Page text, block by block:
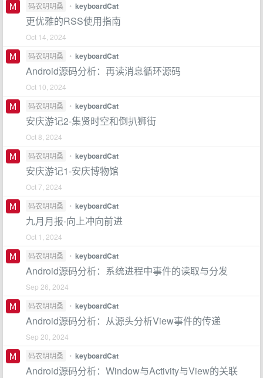
码农明明桑
• keyboardCat
更优雅的RSS使用指南
Oct 14, 2024
码农明明桑
• keyboardCat
Android源码分析：再读消息循环源码
Oct 10, 2024
码农明明桑
• keyboardCat
安庆游记2-集贤时空和倒扒狮街
Oct 8, 2024
码农明明桑
• keyboardCat
安庆游记1-安庆博物馆
Oct 7, 2024
码农明明桑
• keyboardCat
九月月报-向上冲向前进
Oct 1, 2024
码农明明桑
• keyboardCat
Android源码分析：系统进程中事件的读取与分发
Sep 26, 2024
码农明明桑
• keyboardCat
Android源码分析：从源头分析View事件的传递
Sep 20, 2024
码农明明桑
• keyboardCat
Android源码分析：Window与Activity与View的关联